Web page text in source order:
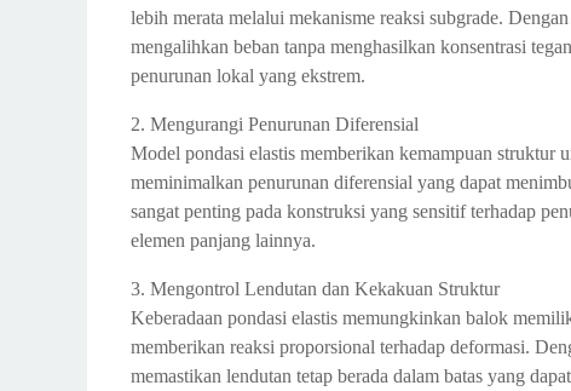
lebih merata melalui mekanisme reaksi subgrade.
mengalihkan beban tanpa menghasilkan konsentrasi
penurunan lokal yang ekstrem.
2. Mengurangi Penurunan Diferensial
Model pondasi elastis memberikan kemampuan struktur
meminimalkan penurunan diferensial yang dapat
sangat penting pada konstruksi yang sensitif terhadap
elemen panjang lainnya.
3. Mengontrol Lendutan dan Kekakuan Struktur
Keberadaan pondasi elastis memungkinkan balok
memberikan reaksi proporsional terhadap deformasi.
memastikan lendutan tetap berada dalam batas yang